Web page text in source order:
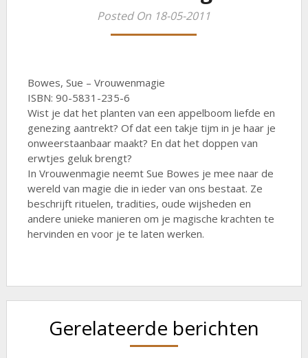
Posted On 18-05-2011
Bowes, Sue – Vrouwenmagie
ISBN: 90-5831-235-6
Wist je dat het planten van een appelboom liefde en
genezing aantrekt? Of dat een takje tijm in je haar je
onweerstaanbaar maakt? En dat het doppen van
erwtjes geluk brengt?
In Vrouwenmagie neemt Sue Bowes je mee naar de
wereld van magie die in ieder van ons bestaat. Ze
beschrijft rituelen, tradities, oude wijsheden en
andere unieke manieren om je magische krachten te
hervinden en voor je te laten werken.
Gerelateerde berichten